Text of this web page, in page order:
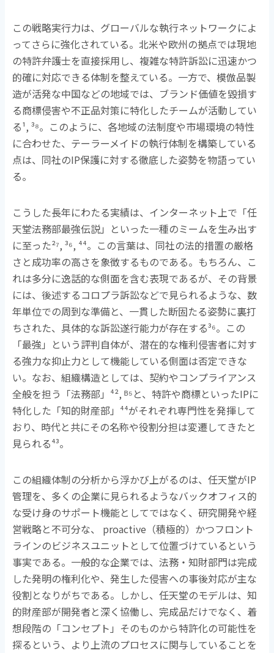
この戦略実行力は、グローバルな執行ネットワークによ
ってさらに強化されている。北米や欧州の拠点では現地
の特許弁護士を直接採用し、複雑な特許訴訟に迅速かつ
的確に対応できる体制を整えている。一方で、模倣品製
造が活発な中国などの地域では、ブランド価値を毀損す
る商標侵害や不正品対策に特化したチームが活動してい
る¹, ³⁸。このように、各地域の法制度や市場環境の特性
に合わせた、テーラーメイドの執行体制を構築している
点は、同社のIP保護に対する徹底した姿勢を物語ってい
る。
こうした長年にわたる実績は、インターネット上で「任
天堂法務部最強伝説」といった一種のミームを生み出す
に至った²⁷, ³⁶, ⁴⁴。この言葉は、同社の法的措置の厳格
さと成功率の高さを象徴するものである。もちろん、こ
れは多分に逸話的な側面を含む表現であるが、その背景
には、後述するコロプラ訴訟などで見られるような、数
年単位での周到な準備と、一貫した断固たる姿勢に裏打
ちされた、具体的な訴訟遂行能力が存在する³⁶。この
「最強」という評判自体が、潜在的な権利侵害者に対す
る強力な抑止力として機能している側面は否定できな
い。なお、組織構造としては、契約やコンプライアンス
全般を担う「法務部」 ⁴², ᴮ⁵と、特許や商標といったIPに
特化した「知的財産部」 ⁴⁴がそれぞれ専門性を発揮して
おり、時代と共にその名称や役割分担は変遷してきたと
見られる⁴³。
この組織体制の分析から浮かび上がるのは、任天堂がIP
管理を、多くの企業に見られるようなバックオフィス的
な受け身のサポート機能としてではなく、研究開発や経
営戦略と不可分な、
proactive （積極的）かつフロント
ラインのビジネスユニットとして位置づけているという
事実である。一般的な企業では、法務・知財部門は完成
した発明の権利化や、発生した侵害への事後対応が主な
役割となりがちである。しかし、任天堂のモデルは、知
的財産部が開発者と深く協働し、完成品だけでなく、着
想段階の「コンセプト」そのものから特許化の可能性を
探るという、より上流のプロセスに関与していることを